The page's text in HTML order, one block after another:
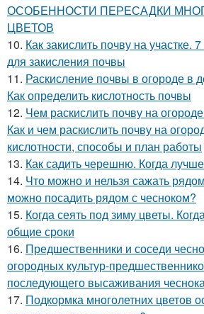
ОСОБЕННОСТИ ПЕРЕСАДКИ
ЦВЕТОВ
10. Как закислить почву на участке.
для закисления почвы
11. Раскисление почвы в огороде в
Как определить кислотность почвы
12. Чем раскислить почву на
Как и чем раскислить почву на
кислотности, способы и план работы
13. Как садить черешню. Когда
14. Что можно и нельзя сажать
можно посадить рядом с чесноком?
15. Когда сеять под зиму цветы.
общие сроки
16. Предшественники и соседи
огородных культур-
последующего высаживания
17. Подкормка многолетних цветов